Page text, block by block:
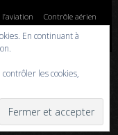
Contrôle aérien
de confidentialité
En continuant à
les cookies,